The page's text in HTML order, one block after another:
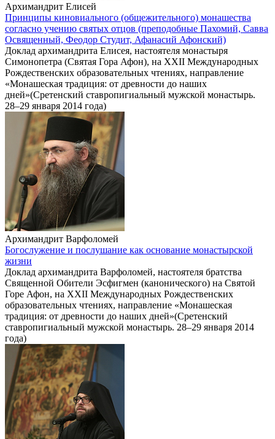
Архимандрит Елисей
Принципы киновиального (общежительного) монашества
согласно учению святых отцов (преподобные Пахомий, Савва
Освященный, Феодор Студит, Афанасий Афонский)
Доклад архимандрита Елисея, настоятеля монастыря
Симонопетра (Святая Гора Афон), на XXII Международных
Рождественских образовательных чтениях, направление
«Монашеская традиция: от древности до наших
дней»(Сретенский ставропигиальный мужской монастырь.
28–29 января 2014 года)
Архимандрит Варфоломей
Богослужение и послушание как основание монастырской
жизни
Доклад архимандрита Варфоломей, настоятеля братства
Священной Обители Эсфигмен (канонического) на Святой
Горе Афон, на XXII Международных Рождественских
образовательных чтениях, направление «Монашеская
традиция: от древности до наших дней»(Сретенский
ставропигиальный мужской монастырь. 28–29 января 2014
года)